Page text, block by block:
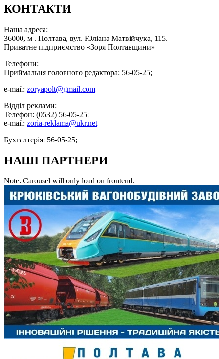
КОНТАКТИ
Наша адреса:
36000, м . Полтава, вул. Юліана Матвійчука, 115.
Приватне підприємство «Зоря Полтавщини»
Телефони:
Приймальня головного редактора: 56-05-25;
e-mail: zoryapolt@gmail.com
Відділ реклами:
Телефон: (0532) 56-05-25;
e-mail: zoria-reklama@ukr.net
Бухгалтерія: 56-05-25;
НАШІ ПАРТНЕРИ
Note: Carousel will only load on frontend.